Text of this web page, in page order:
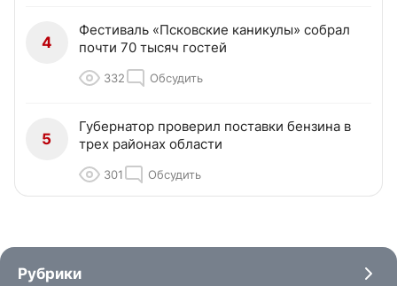
4
Фестиваль «Псковские каникулы» собрал
почти 70 тысяч гостей
332 Обсудить
5
Губернатор проверил поставки бензина в
трех районах области
301 Обсудить
Рубрики